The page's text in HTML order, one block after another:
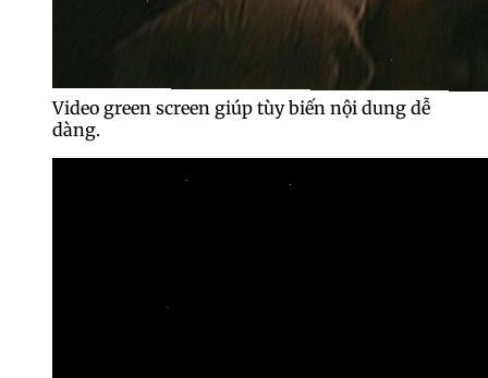
Video green screen giúp tùy biến nội dung dễ
dàng.